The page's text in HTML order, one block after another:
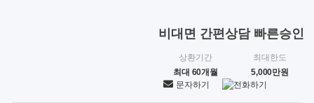
비대면 간편상담 빠른승인
상환기간
최대 60개월
최대한도
5,000만원
문자하기
전화하기